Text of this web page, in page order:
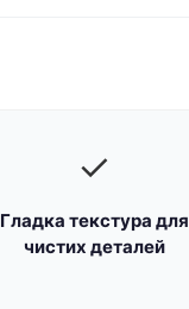
✓
Гладка текстура для
чистих деталей